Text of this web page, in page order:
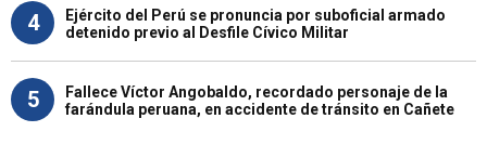
4
Ejército del Perú se pronuncia por suboficial armado
detenido previo al Desfile Cívico Militar
5
Fallece Víctor Angobaldo, recordado personaje de la
farándula peruana, en accidente de tránsito en Cañete